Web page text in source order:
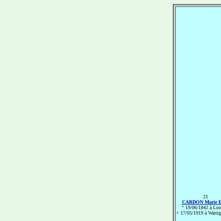
21
CARDON Marie
° 19/06/1842 à
+ 17/05/1919 à